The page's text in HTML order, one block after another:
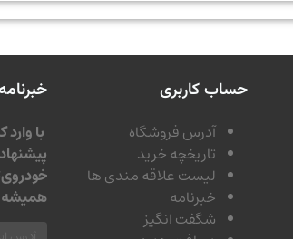
حساب کاربری
آدرس فروشگاه
تاریخچه خرید
لیست علاقه مندی ها
خبرنامه
شگفت انگیز
با
همیشه